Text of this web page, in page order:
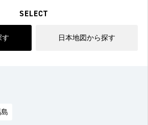
SELECT
す 日本地図から探す